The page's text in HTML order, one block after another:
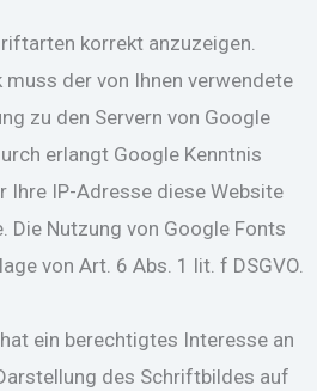
korrekt anzuzeigen.
der von Ihnen verwendete
zu den Servern von Google
erlangt Google Kenntnis
Ihre IP-Adresse diese Website
Die Nutzung von Google Fonts
von Art. 6 Abs. 1 lit. f DSGVO.
ein berechtigtes Interesse an
des Schriftbildes auf